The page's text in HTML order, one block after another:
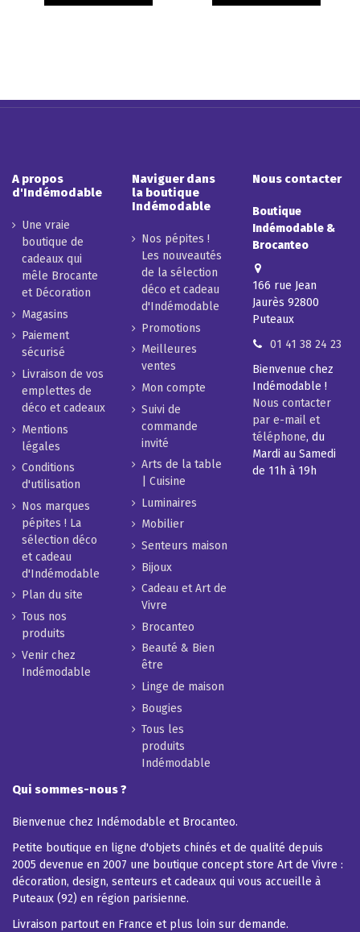
A propos
d'Indémodable
Une vraie
boutique de
cadeaux qui
mêle Brocante
et Décoration
Magasins
Paiement
sécurisé
Livraison de vos
emplettes de
déco et cadeaux
Mentions
légales
Conditions
d'utilisation
Nos marques
pépites ! La
sélection déco
et cadeau
d'Indémodable
Plan du site
Tous nos
produits
Venir chez
Indémodable
Naviguer dans
la boutique
Indémodable
Nos pépites !
Les nouveautés
de la sélection
déco et cadeau
d'Indémodable
Promotions
Meilleures
ventes
Mon compte
Suivi de
commande
invité
Arts de la table
| Cuisine
Luminaires
Mobilier
Senteurs maison
Bijoux
Cadeau et Art de
Vivre
Brocanteo
Beauté & Bien
être
Linge de maison
Bougies
Tous les
produits
Indémodable
Nous contacter
Boutique
Indémodable &
Brocanteo
166 rue Jean
Jaurès 92800
Puteaux
01 41 38 24 23
Bienvenue chez
Indémodable !
Nous contacter
par e-mail et
téléphone, du
Mardi au Samedi
de 11h à 19h
Qui sommes-nous ?
Bienvenue chez Indémodable et Brocanteo.
Petite boutique en ligne d'objets chinés et de qualité depuis
2005 devenue en 2007 une boutique concept store Art de Vivre :
décoration, design, senteurs et cadeaux qui vous accueille à
Puteaux (92) en région parisienne.
Livraison partout en France et plus loin sur demande.